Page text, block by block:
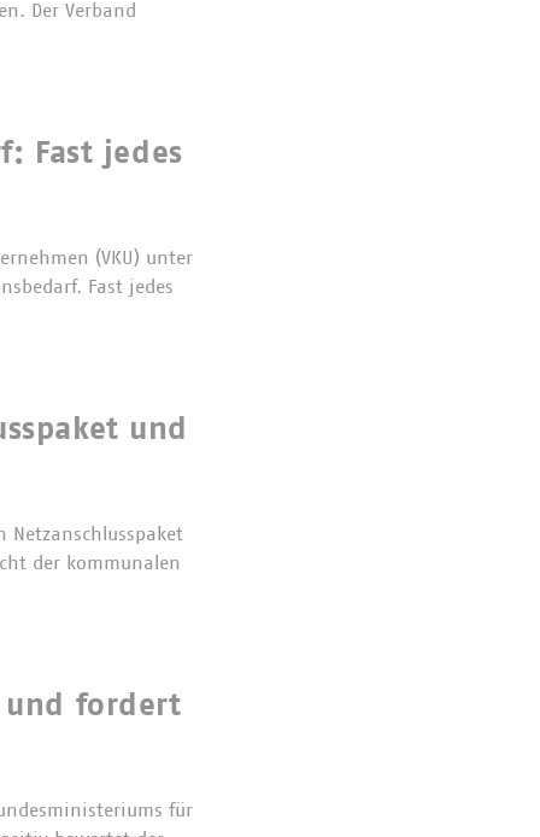
Der Verband
Fast jedes
(VKU) unter
Fast jedes
und
Netzanschlusspaket
der kommunalen
und fordert
für